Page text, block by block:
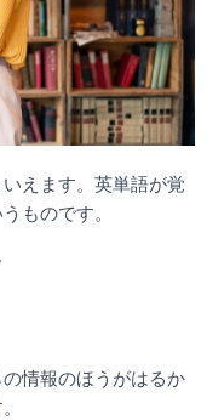
えます。英単語が覚
ものです。
情報のほうがはるか